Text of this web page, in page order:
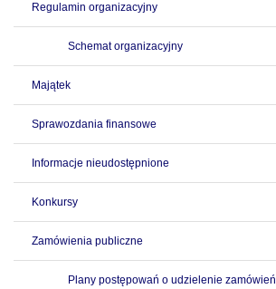
Regulamin organizacyjny
Schemat organizacyjny
Majątek
Sprawozdania finansowe
Informacje nieudostępnione
Konkursy
Zamówienia publiczne
Plany postępowań o udzielenie zamówień